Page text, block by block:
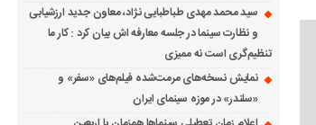
سید محمد مهدی طباطبایی نژاد، معاون جدید ارزشیابی
و نظارت سینما در جلسه معارفه اش بیان کرد : کار ما
تنظیم‌گری است نه ممیزی
نمایش نسخه‌های مرمت‌شده فیلم‌های «سفر» و
«سلندر» در موزه سینمای ایران